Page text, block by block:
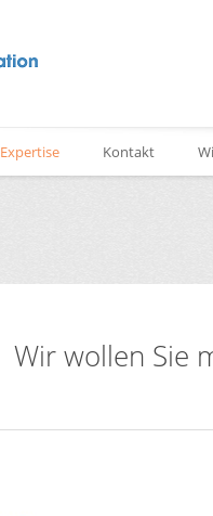
Expertise Kontakt
Wir wollen Sie